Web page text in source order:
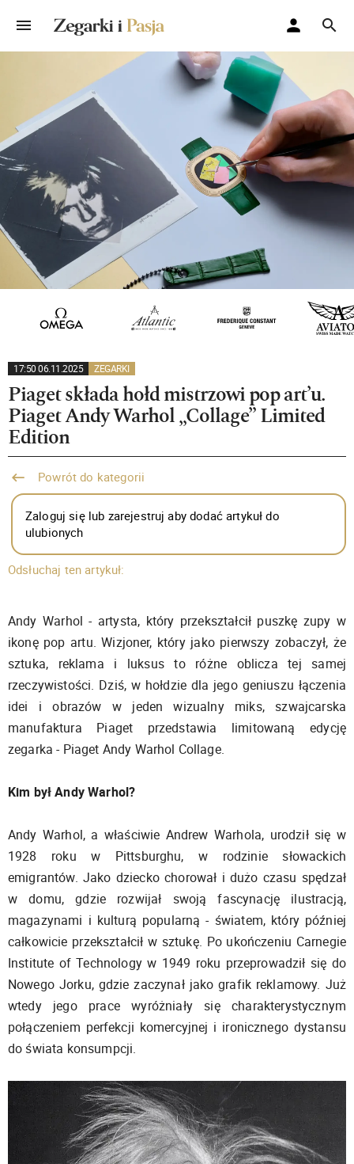
17:50 06.11.2025 ZEGARKI
Piaget składa hołd mistrzowi pop art’u.
Piaget Andy Warhol „Collage” Limited
Edition
Powrót do kategorii
Zaloguj się lub zarejestruj aby dodać artykuł do
ulubionych
Odsłuchaj ten artykuł:
Andy Warhol - artysta, który przekształcił puszkę zupy w
ikonę pop artu. Wizjoner, który jako pierwszy zobaczył, że
sztuka, reklama i luksus to różne oblicza tej samej
rzeczywistości. Dziś, w hołdzie dla jego geniuszu łączenia
idei i obrazów w jeden wizualny miks, szwajcarska
manufaktura Piaget przedstawia limitowaną edycję
zegarka - Piaget Andy Warhol Collage.
Kim był Andy Warhol?
Andy Warhol, a właściwie Andrew Warhola, urodził się w
1928 roku w Pittsburghu, w rodzinie słowackich
emigrantów. Jako dziecko chorował i dużo czasu spędzał
w domu, gdzie rozwijał swoją fascynację ilustracją,
magazynami i kulturą popularną - światem, który później
całkowicie przekształcił w sztukę. Po ukończeniu Carnegie
Institute of Technology w 1949 roku przeprowadził się do
Nowego Jorku, gdzie zaczynał jako grafik reklamowy. Już
wtedy jego prace wyróżniały się charakterystycznym
połączeniem perfekcji komercyjnej i ironicznego dystansu
do świata konsumpcji.